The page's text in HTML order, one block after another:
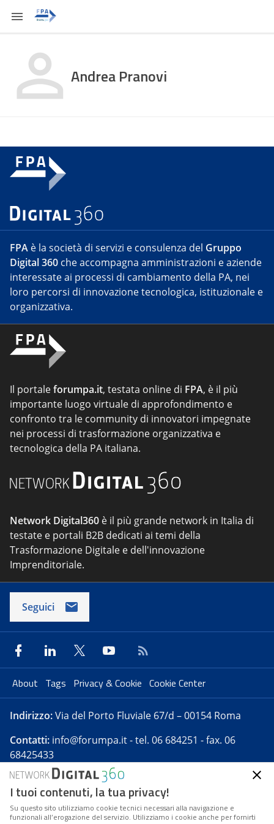
Andrea Pranovi
FPA è la società di servizi e consulenza del Gruppo
Digital 360 che accompagna amministrazioni e aziende
interessate ai processi di cambiamento della PA, nei
loro percorsi di innovazione tecnologica, istituzionale e
organizzativa.
Il portaleforumpa.it, testata online di FPA, è il più
importante luogo virtuale di approfondimento e
confronto tra le community di innovatori impegnate
nei processi di trasformazione organizzativa e
tecnologica della PA italiana.
Network Digital360 è il più grande network in Italia di
testate e portali B2B dedicati ai temi della
Trasformazione Digitale e dell'innovazione
Imprenditoriale.
Seguici
About Tags Privacy & Cookie Cookie Center
Indirizzo:Via del Porto Fluviale 67/d – 00154 Roma
Contatti: info@forumpa.it- tel. 06 684251 - fax. 06
68425433
Forumpa.itè una pubblicazione telematica iscritta
presso Registro della stampa del Tribunale di Roma -
Reg. n. 182 del 2 maggio 2008 - Direttore resp. Michela
I tuoi contenuti, la tua privacy!
Su questo sito utilizziamo cookie tecnici necessari alla navigazione e
funzionali all’erogazione del servizio. Utilizziamo i cookie anche per fornirti